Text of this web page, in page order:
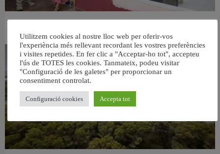
6 agost, 2026
Utilitzem cookies al nostre lloc web per oferir-vos
l'experiència més rellevant recordant les vostres preferències
i visites repetides. En fer clic a "Acceptar-ho tot", accepteu
l'ús de TOTES les cookies. Tanmateix, podeu visitar
"Configuració de les galetes" per proporcionar un
consentiment controlat.
Configuració cookies Accepta tot